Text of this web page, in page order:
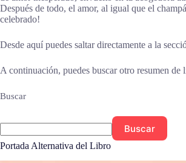
Después de todo, el amor, al igual que el
celebrado!
Desde aquí puedes saltar directamente a la
A continuación, puedes buscar otro resumen de
Buscar
Buscar
Portada Alternativa del Libro